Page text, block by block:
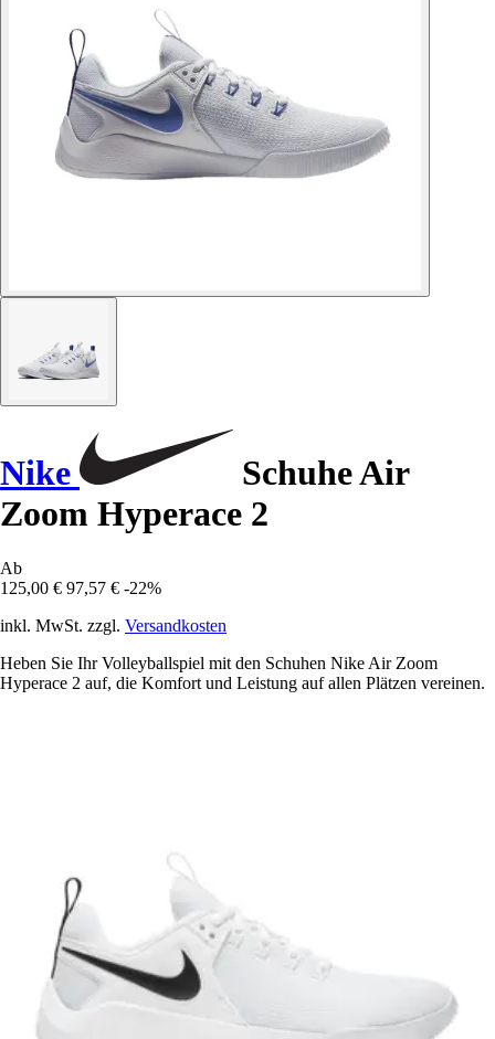
Nike
Schuhe Air
Zoom Hyperace 2
Ab
125,00 € 97,57 € -22%
inkl. MwSt. zzgl. Versandkosten
Heben Sie Ihr Volleyballspiel mit den Schuhen Nike Air Zoom
Hyperace 2 auf, die Komfort und Leistung auf allen Plätzen vereinen.